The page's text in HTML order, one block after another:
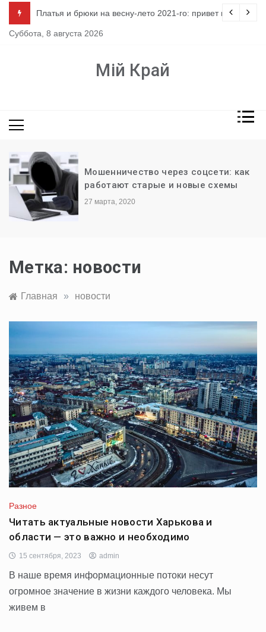
содержимому
Платья и брюки на весну-лето 2021-го: привет из 80-х
Суббота, 8 августа 2026
Мій Край
Мошенничество через соцсети: как
работают старые и новые схемы
27 марта, 2020
Метка: новости
Главная » новости
Разное
Читать актуальные новости Харькова и
области — это важно и необходимо
15 сентября, 2023 admin
В наше время информационные потоки несут
огромное значение в жизни каждого человека. Мы
живем в